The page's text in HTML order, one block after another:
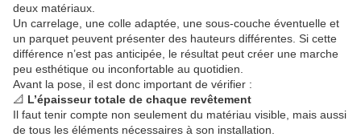
deux matériaux.
Un carrelage, une colle adaptée, une sous-couche éventuelle et
un parquet peuvent présenter des hauteurs différentes. Si cette
différence n’est pas anticipée, le résultat peut créer une marche
peu esthétique ou inconfortable au quotidien.
Avant la pose, il est donc important de vérifier :
📐 L’épaisseur totale de chaque revêtement
Il faut tenir compte non seulement du matériau visible, mais aussi
de tous les éléments nécessaires à son installation.